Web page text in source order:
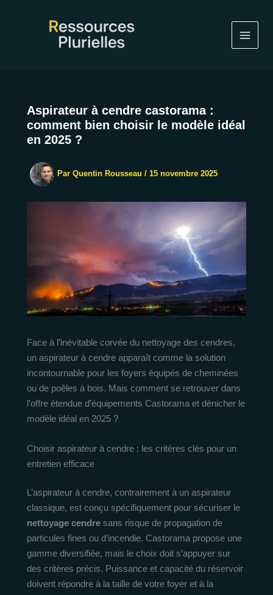
Aspirateur à cendre castorama :
comment bien choisir le modèle idéal
en 2025 ?
Par Quentin Rousseau / 15 novembre 2025
Face à l’inévitable corvée du nettoyage des cendres,
un aspirateur à cendre apparaît comme la solution
incontournable pour les foyers équipés de cheminées
ou de poêles à bois. Mais comment se retrouver dans
l’offre étendue d’équipements Castorama et dénicher le
modèle idéal en 2025 ?
Choisir aspirateur à cendre : les critères clés pour un
entretien efficace
L’aspirateur à cendre, contrairement à un aspirateur
classique, est conçu spécifiquement pour sécuriser le
nettoyage cendre sans risque de propagation de
particules fines ou d’incendie. Castorama propose une
gamme diversifiée, mais le choix doit s’appuyer sur
des critères précis. Puissance et capacité du réservoir
doivent répondre à la taille de votre foyer et à la